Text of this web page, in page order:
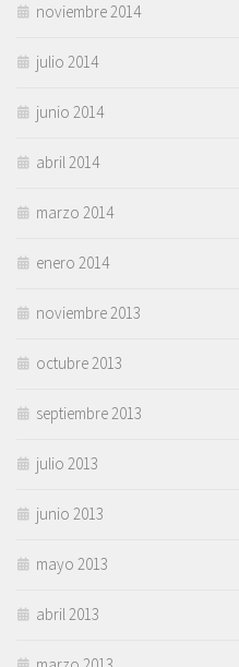
noviembre 2014
julio 2014
junio 2014
abril 2014
marzo 2014
enero 2014
noviembre 2013
octubre 2013
septiembre 2013
julio 2013
junio 2013
mayo 2013
abril 2013